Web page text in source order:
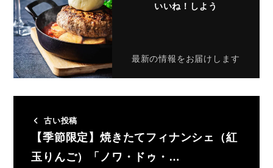
いいね！しよう
最新の情報をお届けします
古い投稿
【季節限定】焼きたてフィナンシェ（紅
玉りんご）「ノワ・ドゥ・…